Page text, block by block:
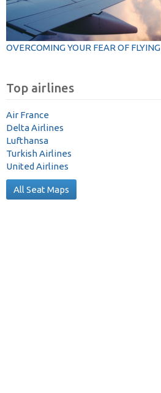
OVERCOMING YOUR FEAR OF FLYING
Top airlines
Air France
Delta Airlines
Lufthansa
Turkish Airlines
United Airlines
All Seat Maps